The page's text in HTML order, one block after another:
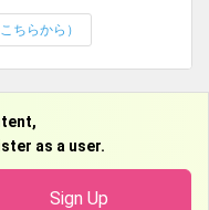
役
ちらから）
as a user.
Sign Up